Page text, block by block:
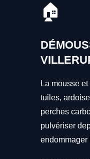
🏠
La mousse
tuiles,
perches
pulvériser
endommager